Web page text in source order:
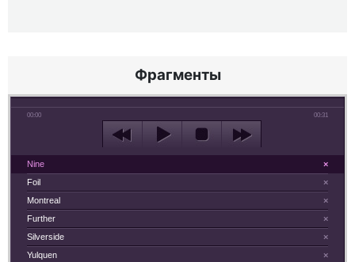
Фрагменты
00:00 00:31
×
Nine
×
Foil
×
Montreal
×
Further
×
Silverside
×
Yulquen